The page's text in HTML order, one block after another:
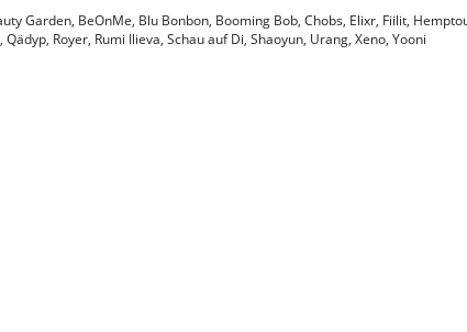
Garden, BeOnMe, Blu Bonbon, Booming Bob, Chobs, Elixr, Fiilit,
, Qädyp, Royer, Rumi Ilieva, Schau auf Di, Shaoyun, Urang, Xeno, Yooni